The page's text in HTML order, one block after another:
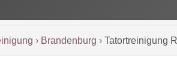
› Brandenburg › Tatortreinigung